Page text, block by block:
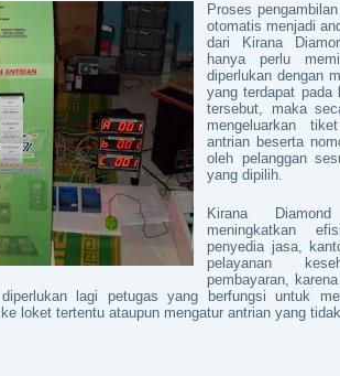
Proses
otomatis menjadi
dari Kirana
hanya perlu
diperlukan dengan
yang terdapat pada
tersebut, maka
mengeluarkan
antrian beserta
oleh pelanggan
yang dipilih.
Kirana
meningkatkan
penyedia jasa,
pelayanan
pembayaran,
lagi petugas yang berfungsi untuk
loket tertentu ataupun mengatur antrian yang